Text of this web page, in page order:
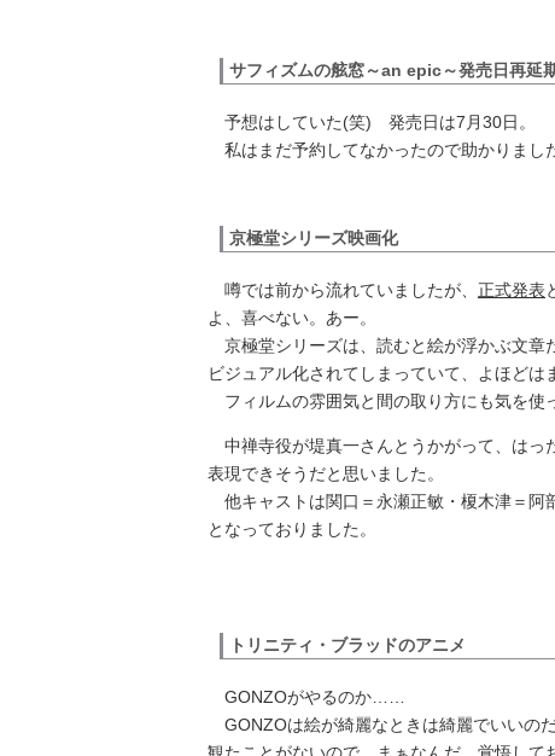
サフィズムの舷窓～an epic～発売日再延
予想はしていた(笑) 発売日は7月30日。
私はまだ予約してなかったので助かりまし
京極堂シリーズ映画化
噂では前から流れていましたが、 正式発表
よ、喜べない。あー。
京極堂シリーズは、読むと絵が浮かぶ文章
ビジュアル化されてしまっていて、よほどは
フィルムの雰囲気と間の取り方にも気を使
中禅寺役が堤真一さんとうかがって、はっ
表現できそうだと思いました。
他キャストは関口＝永瀬正敏・榎木津＝阿
となっておりました。
トリニティ・ブラッドのアニメ
GONZOがやるのか……
GONZOは絵が綺麗なときは綺麗でいいの